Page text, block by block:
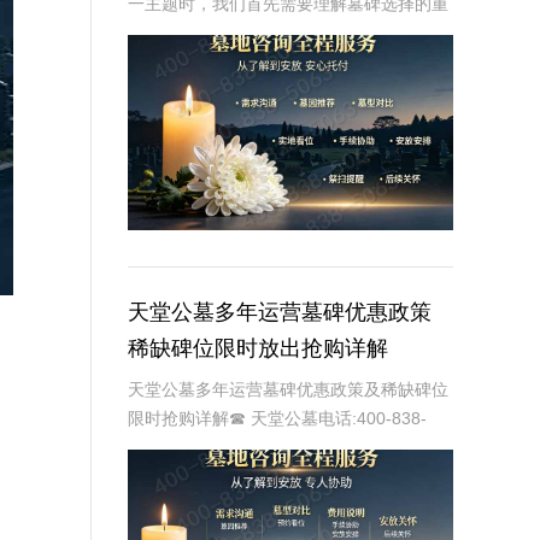
要性及其对逝者与生者的影响。墓碑不仅是
对逝者的纪念，也是对生者情感的寄托。因
此，选择一款既符合预算又具有纪念意义的
墓碑显得尤
天堂公墓多年运营墓碑优惠政策
稀缺碑位限时放出抢购详解
天堂公墓多年运营墓碑优惠政策及稀缺碑位
限时抢购详解☎ 天堂公墓电话:400-838-
5063天堂公墓，作为一家历史悠久的公墓，
多年来一直致力于为家属提供最优质、最便
捷的墓碑选择服务。随着社会的发展和